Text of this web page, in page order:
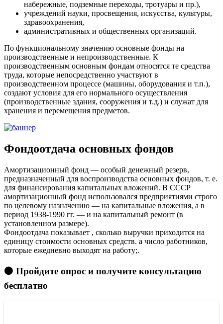
набережные, подземные переходы, тротуары и пр.),
учреждений науки, просвещения, искусства, культуры,
здравоохранения,
административных и общественных организаций.
По функциональному значению основные фонды на
производственные и непроизводственные. К
производственным основным фондам относятся те средства
труда, которые непосредственно участвуют в
производственном процессе (машины, оборудования и т.п.),
создают условия для его нормального осуществления
(производственные здания, сооружения и т.д.) и служат для
хранения и перемещения предметов.
Фондоотдача основных фондов
Амортизационный фонд — особый денежный резерв,
предназначенный для воспроизводства основных фондов, т. е.
для финансирования капитальных вложений. В СССР
амортизационный фонд использовался предприятиями строго
по целевому назначению — на капитальные вложения, а в
период 1938-1990 гг. — и на капитальный ремонт (в
установленном размере).
Фондоотдача показывает , сколько выручки приходится на
единицу стоимости основных средств. а число работников,
которые ежедневно выходят на работу;.
🟠 Пройдите опрос и получите консультацию
бесплатно